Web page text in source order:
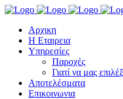
Αρχικη
Η Εταιρεια
Υπηρεσίες
Παροχές
Γιατί να μας
Αποτελέσματα
Επικοινωνια